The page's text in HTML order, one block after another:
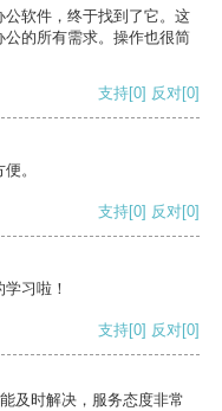
软件，终于找到了它。这
的所有需求。操作也很简
支持[0] 反对[0]
。
支持[0] 反对[0]
习啦！
支持[0] 反对[0]
及时解决，服务态度非常